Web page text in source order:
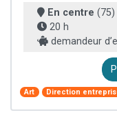
En centre (75)
20 h
demandeur
Art Direction